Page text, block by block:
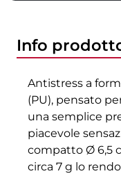
Info
Antistress a
(PU), pensato
una semplice
piacevole
compatto Ø 6,5
circa 7 g lo